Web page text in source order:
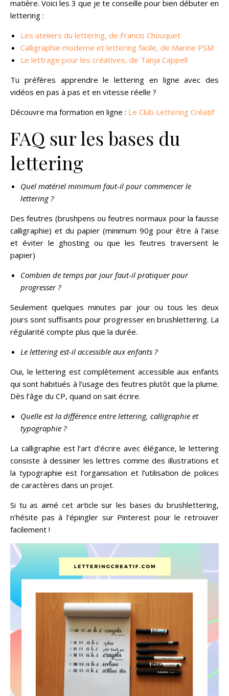
matière. Voici les 3 que je te conseille pour bien débuter en
lettering :
Les ateliers du lettering, de Francis Chouquet
Calligraphie moderne et lettering facile, de Marine PSM
Le lettrage pour les créatives, de Tanja Cappell
Tu préfères apprendre le lettering en ligne avec des
vidéos en pas à pas et en vitesse réelle ?
Découvre ma formation en ligne : Le Club Lettering Créatif
FAQ sur les bases du
lettering
Quel matériel minimum faut-il pour commencer le
lettering ?
Des feutres (brushpens ou feutres normaux pour la fausse
calligraphie) et du papier (minimum 90g pour être à l’aise
et éviter le ghosting ou que les feutres traversent le
papier)
Combien de temps par jour faut-il pratiquer pour
progresser ?
Seulement quelques minutes par jour ou tous les deux
jours sont suffisants pour progresser en brushlettering. La
régularité compte plus que la durée.
Le lettering est-il accessible aux enfants ?
Oui, le lettering est complètement accessible aux enfants
qui sont habitués à l’usage des feutres plutôt que la plume.
Dès l’âge du CP, quand on sait écrire.
Quelle est la différence entre lettering, calligraphie et
typographie ?
La calligraphie est l’art d’écrire avec élégance, le lettering
consiste à dessiner les lettres comme des illustrations et
la typographie est l’organisation et l’utilisation de polices
de caractères dans un projet.
Si tu as aimé cet article sur les bases du brushlettering,
n’hésite pas à l’épingler sur Pinterest pour le retrouver
facilement !